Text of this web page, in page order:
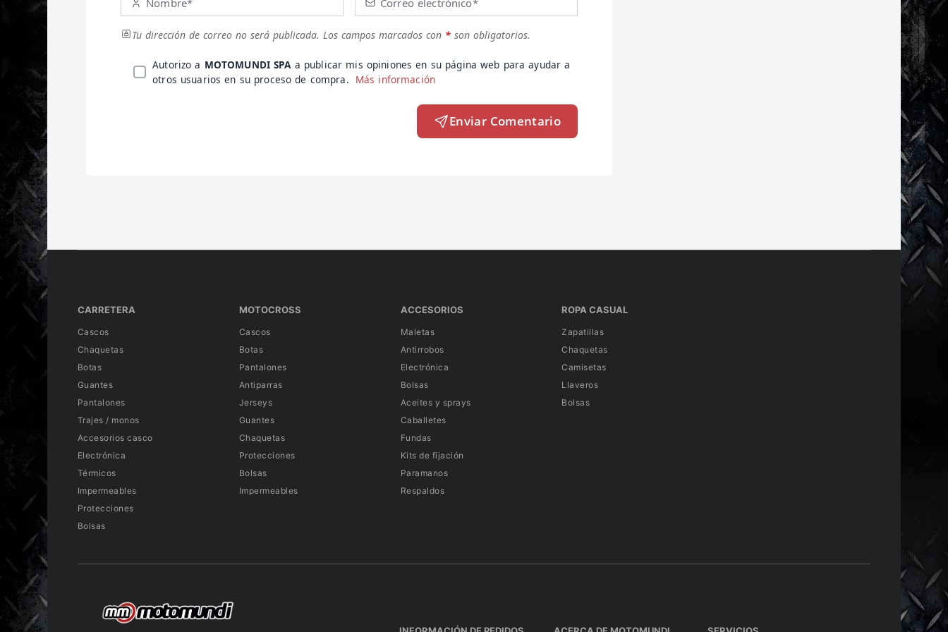
Nombre* Correo electrónico*
Tu dirección de correo no será publicada. Los campos marcados con * son obligatorios.
Autorizo a MOTOMUNDI SPAa publicar mis opiniones en su página web para ayudar a
otros usuarios en su proceso de compra. Más información
Enviar Comentario
CARRETERA
Cascos
Chaquetas
Botas
Guantes
Pantalones
Trajes / monos
Accesorios casco
Electrónica
Térmicos
Impermeables
Protecciones
Bolsas
MOTOCROSS
Cascos
Botas
Pantalones
Antiparras
Jerseys
Guantes
Chaquetas
Protecciones
Bolsas
Impermeables
ACCESORIOS
Maletas
Antirrobos
Electrónica
Bolsas
Aceites y sprays
Caballetes
Fundas
Kits de fijación
Paramanos
Respaldos
ROPA CASUAL
Zapatillas
Chaquetas
Camisetas
Llaveros
Bolsas